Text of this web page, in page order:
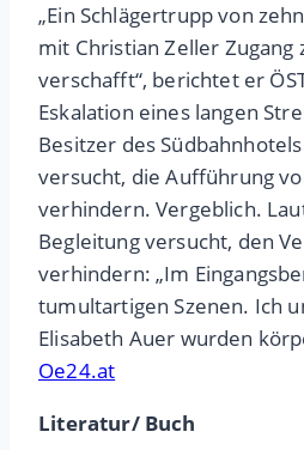
„Ein Schlägertrupp von
mit Christian Zeller Zugang
verschafft“, berichtet er
Eskalation eines langen
Besitzer des
versucht, die Aufführung
verhindern. Vergeblich.
Begleitung versucht, den
verhindern: „Im
tumultartigen Szenen. Ich
Elisabeth Auer wurden
Oe24.at
Literatur/ Buch